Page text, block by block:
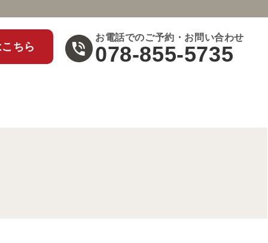
ちら
お電話でのご予約・お問い合わせ
078-855-5735